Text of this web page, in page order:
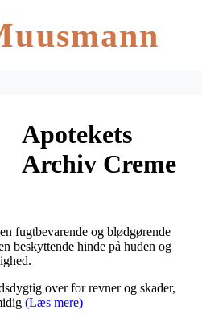
Apotekets
Archiv Creme
fugtbevarende og blødgørende
beskyttende hinde på huden og
over for revner og skader,
(Læs mere)